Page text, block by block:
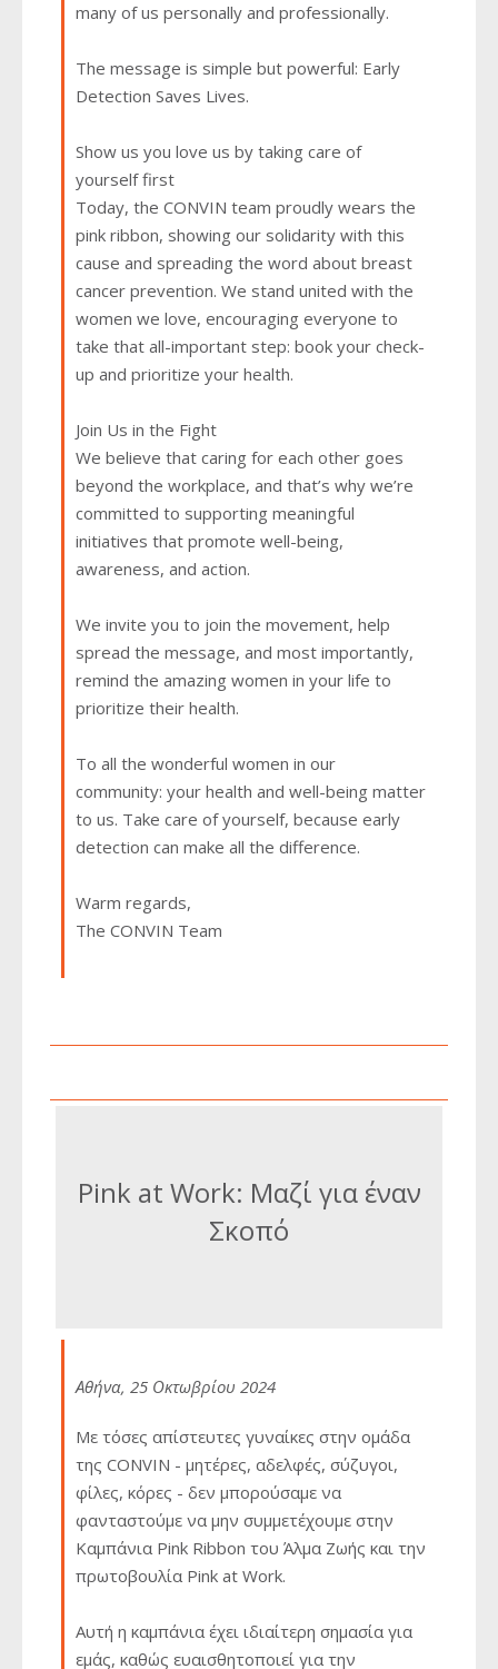
many of us personally and professionally.
The message is simple but powerful: Early
Detection Saves Lives.
Show us you love us by taking care of
yourself first
Today, the CONVIN team proudly wears the
pink ribbon, showing our solidarity with this
cause and spreading the word about breast
cancer prevention. We stand united with the
women we love, encouraging everyone to
take that all-important step: book your check-
up and prioritize your health.
Join Us in the Fight
We believe that caring for each other goes
beyond the workplace, and that’s why we’re
committed to supporting meaningful
initiatives that promote well-being,
awareness, and action.
We invite you to join the movement, help
spread the message, and most importantly,
remind the amazing women in your life to
prioritize their health.
To all the wonderful women in our
community: your health and well-being matter
to us. Take care of yourself, because early
detection can make all the difference.
Warm regards,
The CONVIN Team
Pink at Work: Μαζί για έναν
Σκοπό
Αθήνα, 25 Οκτωβρίου 2024
Με τόσες απίστευτες γυναίκες στην ομάδα
της CONVIN - μητέρες, αδελφές, σύζυγοι,
φίλες, κόρες - δεν μπορούσαμε να
φανταστούμε να μην συμμετέχουμε στην
Καμπάνια Pink Ribbon του Άλμα Ζωής και την
πρωτοβουλία Pink at Work.
Αυτή η καμπάνια έχει ιδιαίτερη σημασία για
εμάς, καθώς ευαισθητοποιεί για την